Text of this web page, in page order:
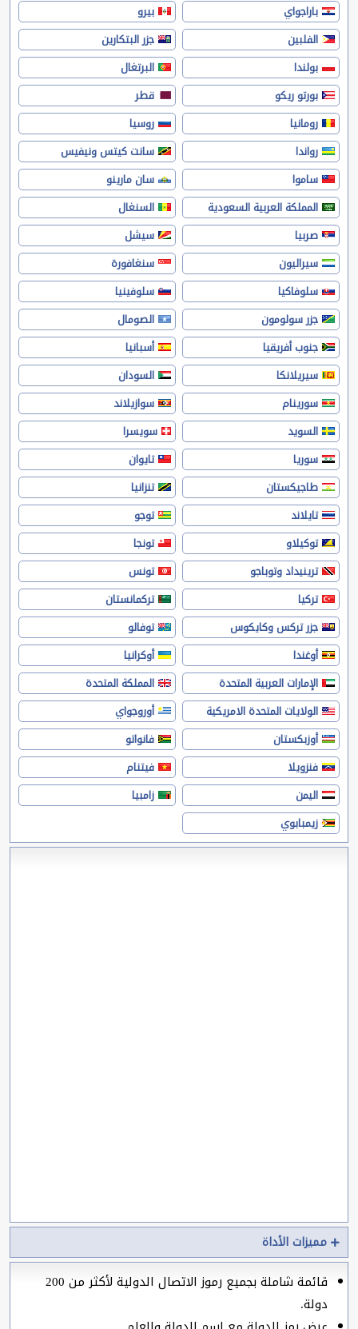
باراجواي
بيرو
الفلبين
جزر البتكارين
بولندا
البرتغال
بورتو ريكو
قطر
رومانيا
روسيا
رواندا
سانت كيتس ونيفيس
ساموا
سان مارينو
المملكة العربية السعودية
السنغال
صربيا
سيشل
سيراليون
سنغافورة
سلوفاكيا
سلوفينيا
جزر سولومون
الصومال
جنوب أفريقيا
أسبانيا
سيريلانكا
السودان
سورينام
سوازيلاند
السويد
سويسرا
سوريا
تايوان
طاجيكستان
تنزانيا
تايلاند
توجو
توكيلاو
تونجا
ترينيداد وتوباجو
تونس
تركيا
تركمانستان
جزر تركس وكايكوس
توفالو
أوغندا
أوكرانيا
الإمارات العربية المتحدة
المملكة المتحدة
الولايات المتحدة الامريكية
أوروجواي
أوزبكستان
فانواتو
فنزويلا
فيتنام
اليمن
زامبيا
زيمبابوي
مميزات الأداة
قائمة شاملة بجميع رموز الاتصال الدولية لأكثر من 200
دولة.